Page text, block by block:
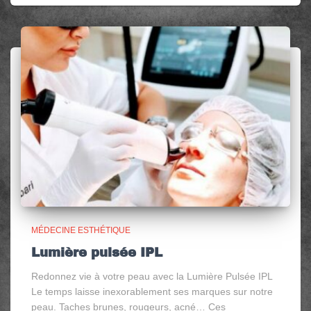
MÉDECINE ESTHÉTIQUE
Lumière pulsée IPL
Redonnez vie à votre peau avec la Lumière Pulsée IPL
Le temps laisse inexorablement ses marques sur notre
peau. Taches brunes, rougeurs, acné… Ces